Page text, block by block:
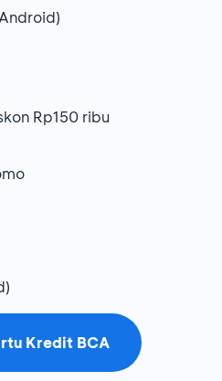
Rp150 ribu
Kredit BCA